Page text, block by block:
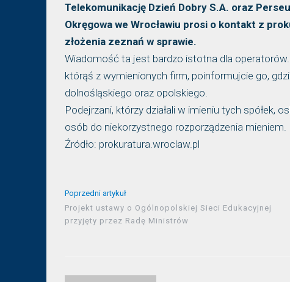
Telekomunikację Dzień Dobry S.A. oraz
Okręgowa we Wrocławiu prosi o kontakt z
złożenia zeznań w sprawie.
Wiadomość ta jest bardzo istotna dla
którąś z wymienionych firm, poinformujcie go,
dolnośląskiego oraz opolskiego.
Podejrzani, którzy działali w imieniu tych spółek,
osób do niekorzystnego rozporządzenia mieniem.
Źródło: prokuratura.wroclaw.pl
Poprzedni artykuł
Projekt ustawy o Ogólnopolskiej Sieci Edukacyjnej
przyjęty przez Radę Ministrów